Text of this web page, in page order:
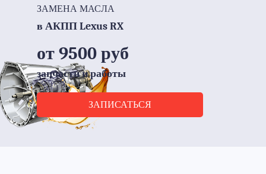
ЗАМЕНА МАСЛА
в АКПП Lexus RX
от 9500 руб
запчасти и работы
ЗАПИСАТЬСЯ